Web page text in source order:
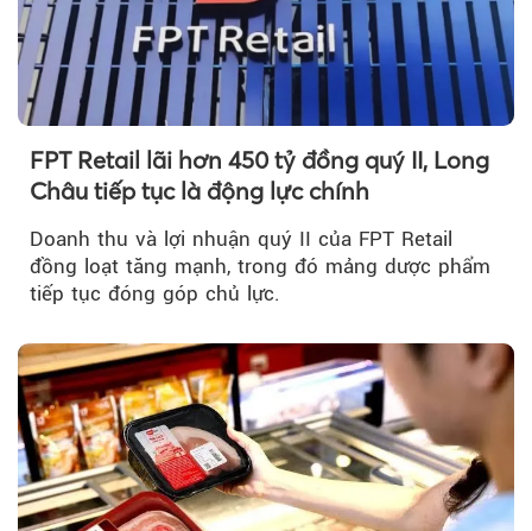
FPT Retail lãi hơn 450 tỷ đồng quý II, Long
Châu tiếp tục là động lực chính
Doanh thu và lợi nhuận quý II của FPT Retail
đồng loạt tăng mạnh, trong đó mảng dược phẩm
tiếp tục đóng góp chủ lực.